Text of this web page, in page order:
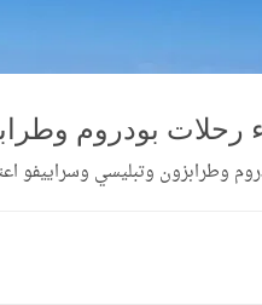
رحلات بودروم
وتبليسي وسراييفو اعتباراً من 10